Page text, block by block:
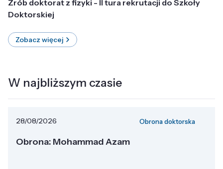
Zrób doktorat z fizyki - II tura rekrutacji do Szkoły
Doktorskiej
Zobacz więcej
W najbliższym czasie
28/08/2026 Obrona doktorska
Obrona: Mohammad Azam